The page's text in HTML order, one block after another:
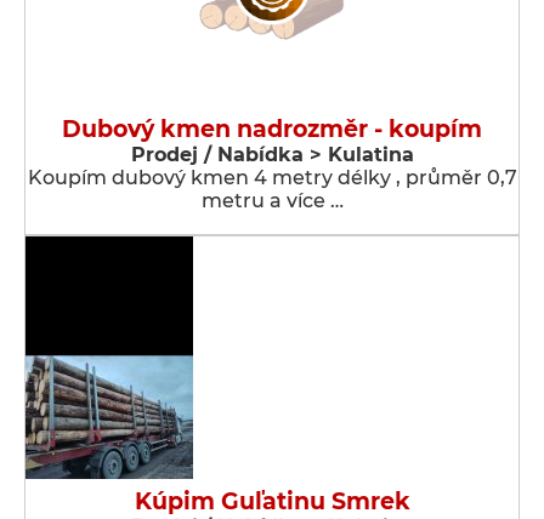
Dubový kmen nadrozměr - koupím
Prodej / Nabídka > Kulatina
Koupím dubový kmen 4 metry délky , průměr 0,7
metru a více …
Kúpim Guľatinu Smrek